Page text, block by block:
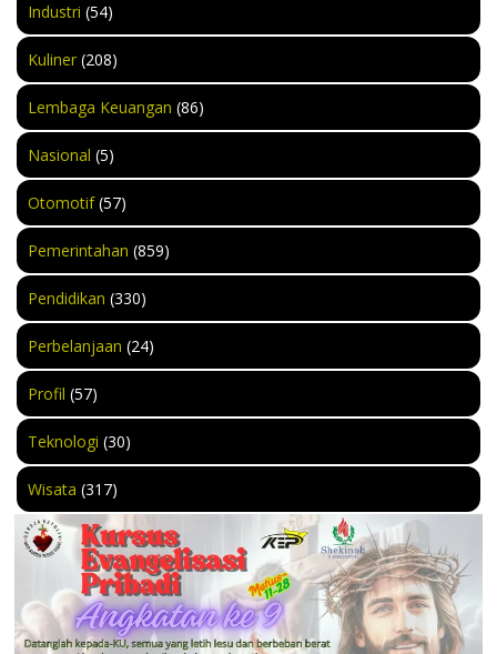
Industri (54)
Kuliner (208)
Lembaga Keuangan (86)
Nasional (5)
Otomotif(57)
Pemerintahan (859)
Pendidikan (330)
Perbelanjaan (24)
Profil (57)
Teknologi (30)
Wisata (317)